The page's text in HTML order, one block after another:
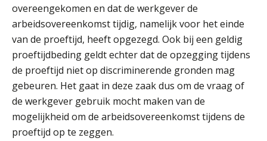
overeengekomen en dat de werkgever de
arbeidsovereenkomst tijdig, namelijk voor het einde
van de proeftijd, heeft opgezegd. Ook bij een geldig
proeftijdbeding geldt echter dat de opzegging tijdens
de proeftijd niet op discriminerende gronden mag
gebeuren. Het gaat in deze zaak dus om de vraag of
de werkgever gebruik mocht maken van de
mogelijkheid om de arbeidsovereenkomst tijdens de
proeftijd op te zeggen.
Herman van Kesteren
Daan van Antwerpen